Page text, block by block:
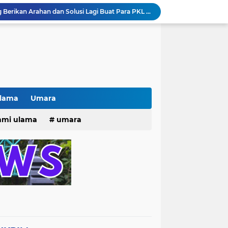
Pak lurah Bulak Banteng Berikan Arahan dan Solusi Lagi Buat Para PKL di TPU Dukuh Bulak Banteng Surabaya
# Warga bulak banteng wetan Gang 8 Kompak Gotong Royong Membangun Gapuro #
Acara KHOTAMAN DAN IMTIHAN ke ...XXVI
Khotaman dan Imtihan TPQ Al Islami Metode Qiroati Angkatan ke XXVI tahun 2026
Umara
dan Maknanya
ulama umara
2025